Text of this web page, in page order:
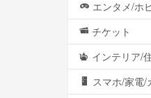
エンタメ/ホ
チケット
インテリア/
スマホ/家電/